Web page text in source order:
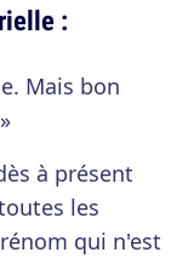
:
Mais bon
à présent
les
qui n'est